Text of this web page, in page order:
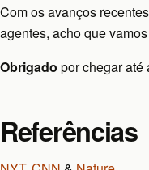
Com os avanços
agentes, acho que
Obrigado por chegar até
Referências